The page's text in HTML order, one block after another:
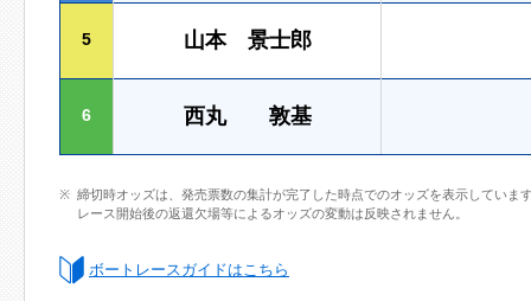
5 山本 景士郎
6 西丸 敦基
締切時オッズは、発売票数の集計が完了した時点でのオッズを表示していま
レース開始後の返還欠場等によるオッズの変動は反映されません。
ボートレースガイドはこちら